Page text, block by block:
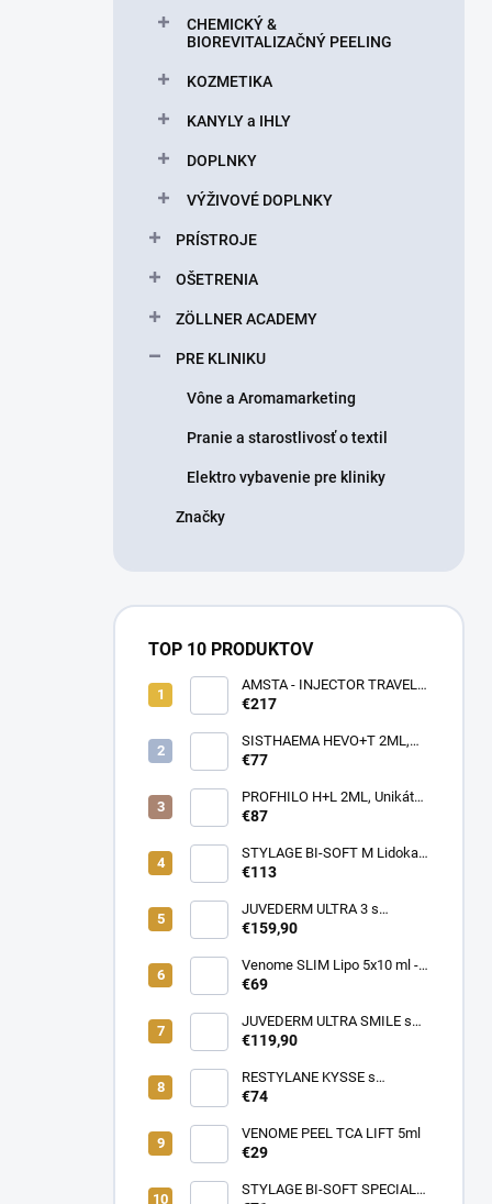
CHEMICKÝ &
BIOREVITALIZAČNÝ PEELING
KOZMETIKA
KANYLY a IHLY
DOPLNKY
VÝŽIVOVÉ DOPLNKY
PRÍSTROJE
OŠETRENIA
ZÖLLNER ACADEMY
PRE KLINIKU
Vône a Aromamarketing
Pranie a starostlivosť o textil
Elektro vybavenie pre kliniky
Značky
TOP 10 PRODUKTOV
AMSTA - INJECTOR TRAVEL
BAG - LIMITOVANÁ EDÍCIA -
pre lekárov estetickej
medicíny v pohybe (rôzne
€217
SISTHAEMA HEVO+T 2ML,
70mg/2ml = 50mg/HA + 20mg
Dermálna Regenerácia,
SKUTOČNÉ OMLADENIE,
Patentované zloženie
(VENOME)
€77
PROFHILO H+L 2ML, Unikátny
REMODELAČNÝ produkt pre
napnutie a lifting pokožky, až
64mg kyseliny Hyalurónovej
€87
STYLAGE BI-SOFT M Lidokaín
2x1ml s Mannitolom s
EŠTE LEPŠIE výsledky!
€113
JUVEDERM ULTRA 3 s
Lidokaínom (2x1ml)
€159,90
Venome SLIM Lipo 5x10 ml -
Pomáha v boji proti tukovým
odstrániť
€69
JUVEDERM ULTRA SMILE s
Lidokaínom (2x0,55ml)
€119,90
RESTYLANE KYSSE s
lidokaínom (1x1ml)
€74
VENOME PEEL TCA LIFT 5ml
€29
STYLAGE BI-SOFT SPECIAL